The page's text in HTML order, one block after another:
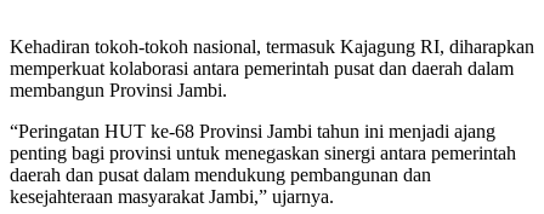
Kehadiran tokoh-tokoh nasional, termasuk Kajagung RI, diharapkan
memperkuat kolaborasi antara pemerintah pusat dan daerah dalam
membangun Provinsi Jambi.
“Peringatan HUT ke-68 Provinsi Jambi tahun ini menjadi ajang
penting bagi provinsi untuk menegaskan sinergi antara pemerintah
daerah dan pusat dalam mendukung pembangunan dan
kesejahteraan masyarakat Jambi,” ujarnya.